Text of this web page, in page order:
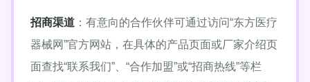
招商渠道 ：有意向的合作伙伴可通过访问“东方医疗
器械网”官方网站，在具体的产品页面或厂家介绍页
面查找“联系我们”、“合作加盟”或“招商热线”等栏